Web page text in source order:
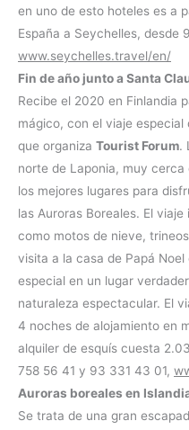
en uno de esto hoteles es a
España a Seychelles, desde
www.seychelles.travel/en/
Fin de año junto a Santa
Recibe el 2020 en Finlandia
mágico, con el viaje especial
que organiza Tourist Forum.
norte de Laponia, muy cerca
los mejores lugares para
las Auroras Boreales. El
como motos de nieve,
visita a la casa de Papá
especial en un lugar
naturaleza espectacular. El
4 noches de alojamiento en
alquiler de esquís cuesta
758 56 41 y 93 331 43 01,
Auroras boreales en
Se trata de una gran